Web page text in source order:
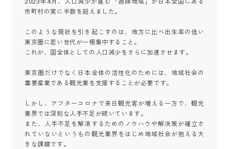
市町村の実に半数を超えました。
このような現状を引き起こすのは、地方に比べ出生率の低い
東京圏に若い世代が一極集中すること。
これが、国全体としての人口減少をさらに加速させます。
東京圏だけでなく日本全体の活性化のためには、地域社会の
重要産業である観光業を支援することが必要です。
しかし、アフターコロナで来日観光客が増える一方で、観光
業界では深刻な人手不足が続いています。
また、人手不足を解消するためのノウハウや解決策が確立さ
れていないというもの観光業界をはじめ地域社会が抱える大
きな課題です。